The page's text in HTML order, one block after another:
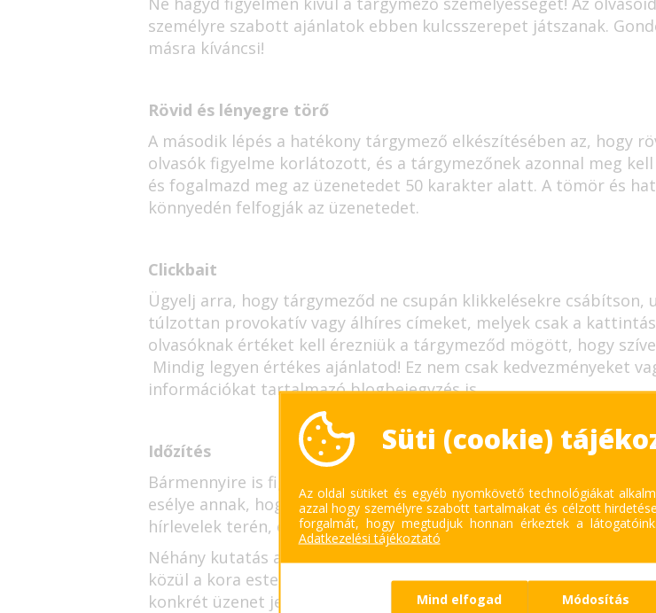
személyre szabott ajánlatok ebben kulcsszerepet játszanak.
másra kíváncsi!
Rövid és lényegre törő
A második lépés a hatékony tárgymező elkészítésében az, hogy
olvasók figyelme korlátozott, és a tárgymezőnek azonnal meg
és fogalmazd meg az üzenetedet 50 karakter alatt. A tömör és
könnyedén felfogják az üzenetedet.
Clickbait
Ügyelj arra, hogy tárgymeződ ne csupán klikkelésekre
túlzottan provokatív vagy álhíres címeket, melyek csak a
olvasóknak értéket kell érezniük a tárgymeződ mögött, hogy
Mindig legyen értékes ajánlatod! Ez nem csak kedvezményeket
információkat tartalmazó blogbejegyzés is.
Időzítés
Bármennyire is figyelemreméltó egy tárgymező, ha az üzeneted
esélye annak, hogy az olvasók rákattintanak. Érdemes alaposan
hírlevelek terén, és ezen időpontokban időzíteni a küldést.
Néhány kutatás alapján a hírlevelek kiküldésének
közül a kora este, azaz 6-7 óra körül. Érdemes figyelembe venni
konkrét üzenet jellegéhez is.
Süti (cookie)
Az oldal sütiket és egyéb nyomkövető technológiákat
azzal hogy személyre szabott tartalmakat és célzott
forgalmát, hogy megtudjuk honnan érkeztek a látogatóink.
Adatkezelési tájékoztató
Mind elfogad Módosítás